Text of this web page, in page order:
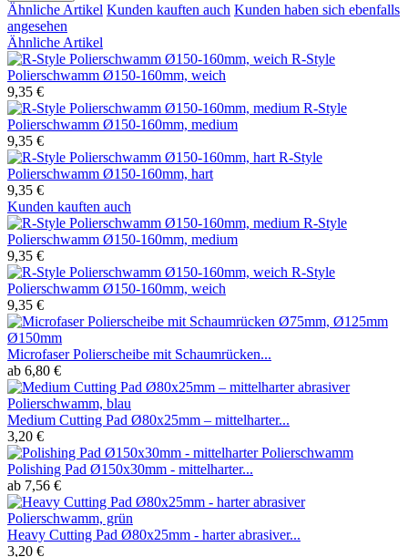
Ähnliche Artikel Kunden kauften auch Kunden haben sich ebenfalls
angesehen
Ähnliche Artikel
R-Style
Polierschwamm Ø150-160mm, weich
9,35 €
R-Style
Polierschwamm Ø150-160mm, medium
9,35 €
R-Style
Polierschwamm Ø150-160mm, hart
9,35 €
Kunden kauften auch
R-Style
Polierschwamm Ø150-160mm, medium
9,35 €
R-Style
Polierschwamm Ø150-160mm, weich
9,35 €
Microfaser Polierscheibe mit Schaumrücken...
ab 6,80 €
Medium Cutting Pad Ø80x25mm – mittelharter...
3,20 €
Polishing Pad Ø150x30mm - mittelharter...
ab 7,56 €
Heavy Cutting Pad Ø80x25mm - harter abrasiver...
3,20 €